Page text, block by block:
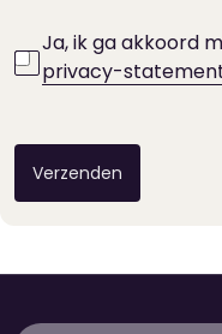
Ja, ik ga akkoord
privacy-